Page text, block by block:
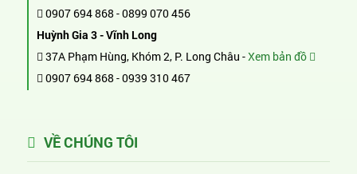
0907 694 868 -0899 070 456
Huỳnh Gia 3 - Vĩnh Long
37A Phạm Hùng, Khóm 2, P. Long Châu -Xem bản đồ
0907 694 868 -0939 310 467
VỀ CHÚNG TÔI